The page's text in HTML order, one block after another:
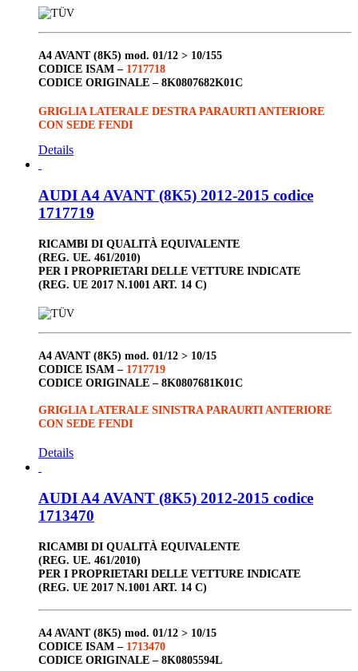
A4 AVANT (8K5) mod. 01/12 > 10/155
CODICE ISAM – 1717718
CODICE ORIGINALE – 8K0807682K01C
GRIGLIA LATERALE DESTRA PARAURTI ANTERIORE
CON SEDE FENDI
Details
AUDI A4 AVANT (8K5) 2012-2015 codice
1717719
RICAMBI DI QUALITÀ EQUIVALENTE
(REG. UE. 461/2010)
PER I PROPRIETARI DELLE VETTURE INDICATE
(REG. UE 2017 N.1001 ART. 14 C)
A4 AVANT (8K5) mod. 01/12 > 10/15
CODICE ISAM – 1717719
CODICE ORIGINALE – 8K0807681K01C
GRIGLIA LATERALE SINISTRA PARAURTI ANTERIORE
CON SEDE FENDI
Details
AUDI A4 AVANT (8K5) 2012-2015 codice
1713470
RICAMBI DI QUALITÀ EQUIVALENTE
(REG. UE. 461/2010)
PER I PROPRIETARI DELLE VETTURE INDICATE
(REG. UE 2017 N.1001 ART. 14 C)
A4 AVANT (8K5) mod. 01/12 > 10/15
CODICE ISAM – 1713470
CODICE ORIGINALE – 8K0805594L